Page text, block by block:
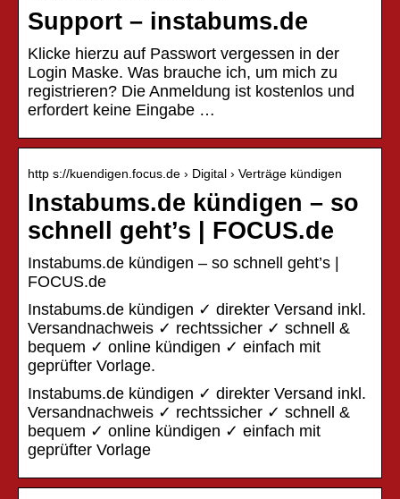
Support – instabums.de
Klicke hierzu auf Passwort vergessen in der
Login Maske. Was brauche ich, um mich zu
registrieren? Die Anmeldung ist kostenlos und
erfordert keine Eingabe …
http s://kuendigen.focus.de › Digital › Verträge kündigen
Instabums.de kündigen – so
schnell geht’s | FOCUS.de
Instabums.de kündigen – so schnell geht’s |
FOCUS.de
Instabums.de kündigen ✓ direkter Versand inkl.
Versandnachweis ✓ rechtssicher ✓ schnell &
bequem ✓ online kündigen ✓ einfach mit
geprüfter Vorlage.
Instabums.de kündigen ✓ direkter Versand inkl.
Versandnachweis ✓ rechtssicher ✓ schnell &
bequem ✓ online kündigen ✓ einfach mit
geprüfter Vorlage